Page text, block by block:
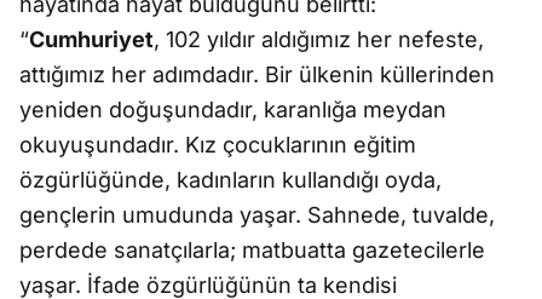
“Cumhuriyet, 102 yıldır aldığımız her nefeste,
attığımız her adımdadır. Bir ülkenin küllerinden
yeniden doğuşundadır, karanlığa meydan
okuyuşundadır. Kız çocuklarının eğitim
özgürlüğünde, kadınların kullandığı oyda,
gençlerin umudunda yaşar. Sahnede, tuvalde,
perdede sanatçılarla; matbuatta gazetecilerle
yaşar. İfade özgürlüğünün ta kendisi